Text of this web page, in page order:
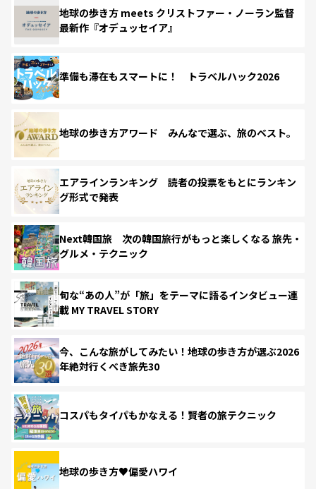
地球の歩き方 meets クリストファー・ノーラン監督
最新作『オデュッセイア』
準備も滞在もスマートに！ トラベルハック2026
地球の歩き方アワード みんなで選ぶ、旅のベスト。
エアラインランキング 読者の投票をもとにランキン
グ形式で発表
Next韓国旅 次の韓国旅行がもっと楽しくなる 旅先・
グルメ・テクニック
旬な“あの人”が「旅」をテーマに語るインタビュー連
載 MY TRAVEL STORY
今、こんな旅がしてみたい！地球の歩き方が選ぶ2026
年絶対行くべき旅先30
コスパもタイパもかなえる！賢者の旅テクニック
地球の歩き方♥偏愛ハワイ